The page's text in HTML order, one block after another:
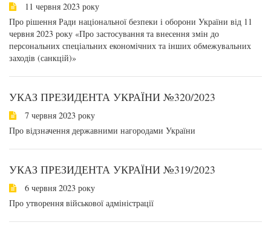
11 червня 2023 року
Про рішення Ради національної безпеки і оборони України від 11
червня 2023 року «Про застосування та внесення змін до
персональних спеціальних економічних та інших обмежувальних
заходів (санкцій)»
УКАЗ ПРЕЗИДЕНТА УКРАЇНИ №320/2023
7 червня 2023 року
Про відзначення державними нагородами України
УКАЗ ПРЕЗИДЕНТА УКРАЇНИ №319/2023
6 червня 2023 року
Про утворення військової адміністрації